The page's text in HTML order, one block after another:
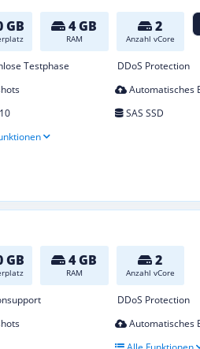
GB 4 GB
RAM
2
Anzahl vCore
Testphase
DDoS Protection
Automatisches
SAS SSD
GB 4 GB
RAM
2
Anzahl vCore
DDoS Protection
Automatisches